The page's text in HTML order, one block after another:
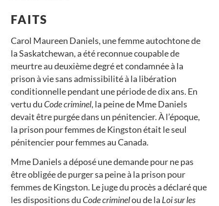
FAITS
Carol Maureen Daniels, une femme autochtone de
la Saskatchewan, a été reconnue coupable de
meurtre au deuxième degré et condamnée à la
prison à vie sans admissibilité à la libération
conditionnelle pendant une période de dix ans. En
vertu du Code criminel, la peine de Mme Daniels
devait être purgée dans un pénitencier. À l’époque,
la prison pour femmes de Kingston était le seul
pénitencier pour femmes au Canada.
Mme Daniels a déposé une demande pour ne pas
être obligée de purger sa peine à la prison pour
femmes de Kingston. Le juge du procès a déclaré que
les dispositions du Code criminelou de la Loi sur les